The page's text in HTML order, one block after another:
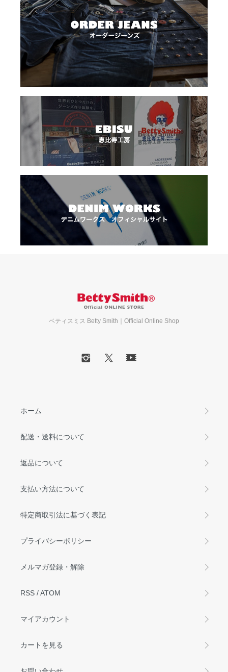
ベティスミス Betty Smith｜Official Online Shop
ホーム
配送・送料について
返品について
支払い方法について
特定商取引法に基づく表記
プライバシーポリシー
メルマガ登録・解除
RSS /ATOM
マイアカウント
カートを見る